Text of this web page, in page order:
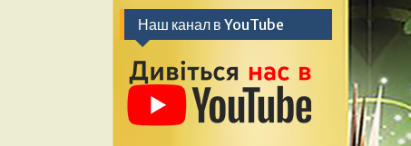
Наш канал в YouTube